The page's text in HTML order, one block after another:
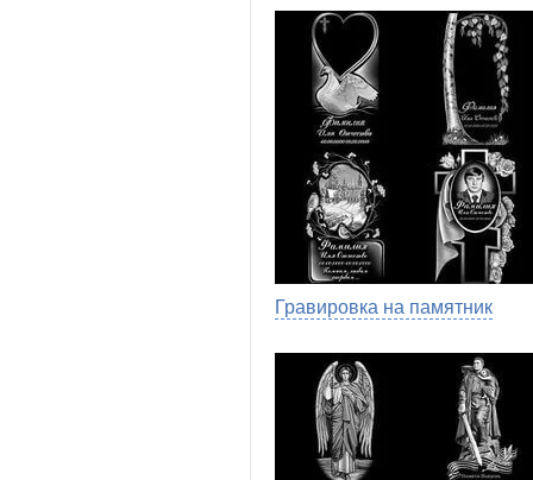
Гравировка на памятник